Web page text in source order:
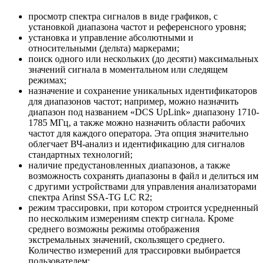
просмотр спектра сигналов в виде графиков, с
установкой диапазона частот и референсного уровня;
установка и управление абсолютными и
относительными (дельта) маркерами;
поиск одного или нескольких (до десяти) максимальных
значений сигнала в моментальном или следящем
режимах;
назначение и сохранение уникальных идентификаторов
для диапазонов частот; например, можно назначить
диапазон под названием «DCS UpLink» диапазону 1710-
1785 МГц, а также можно назначить области рабочих
частот для каждого оператора. Эта опция значительно
облегчает ВЧ-анализ и идентификацию для сигналов
стандартных технологий;
наличие предустановленных диапазонов, а также
возможность сохранять диапазоны в файл и делиться им
с другими устройствами для управления анализаторами
спектра Arinst SSA-TG LC R2;
режим трассировки, при котором строится усредненный
по нескольким измерениям спектр сигнала. Кроме
среднего возможны режимы отображения
экстремальных значений, скользящего среднего.
Количество измерений для трассировки выбирается